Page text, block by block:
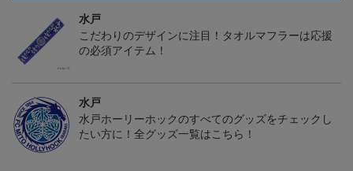
水戸
こだわりのデザインに注目！タオルマフラーは応援
の必須アイテム！
水戸
水戸ホーリーホックのすべてのグッズをチェックし
たい方に！全グッズ一覧はこちら！